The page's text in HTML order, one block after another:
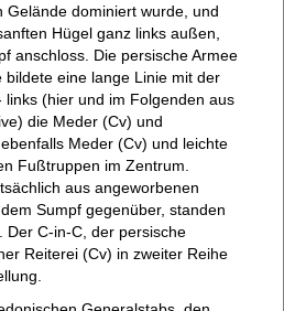
Gelände dominiert wurde, und
Hügel ganz links außen,
anschloss. Die persische Armee
bildete eine lange Linie mit der
links (hier und im Folgenden aus
die Meder (Cv) und
Meder (Cv) und leichte
Fußtruppen im Zentrum.
aus angeworbenen
Sumpf gegenüber, standen
Der C-in-C, der persische
Reiterei (Cv) in zweiter Reihe